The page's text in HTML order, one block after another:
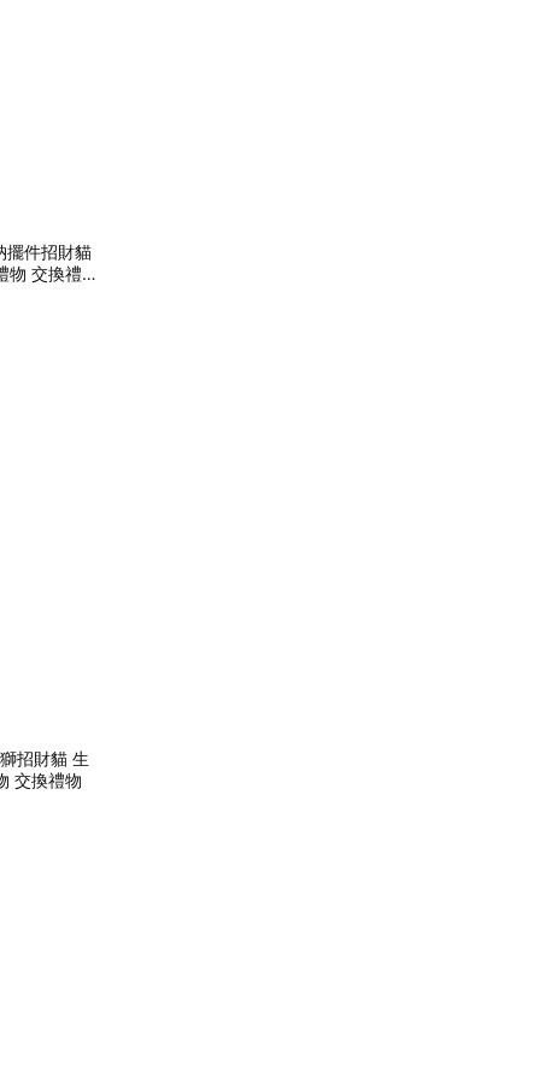
擺件招財貓
物 交換禮
招財貓 生
交換禮物